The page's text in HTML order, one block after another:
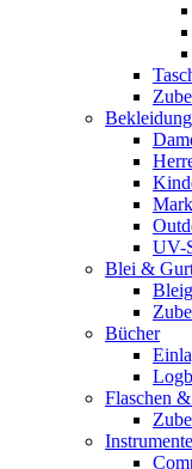
Bekleidung
UV-
Blei &
Bücher
Flaschen